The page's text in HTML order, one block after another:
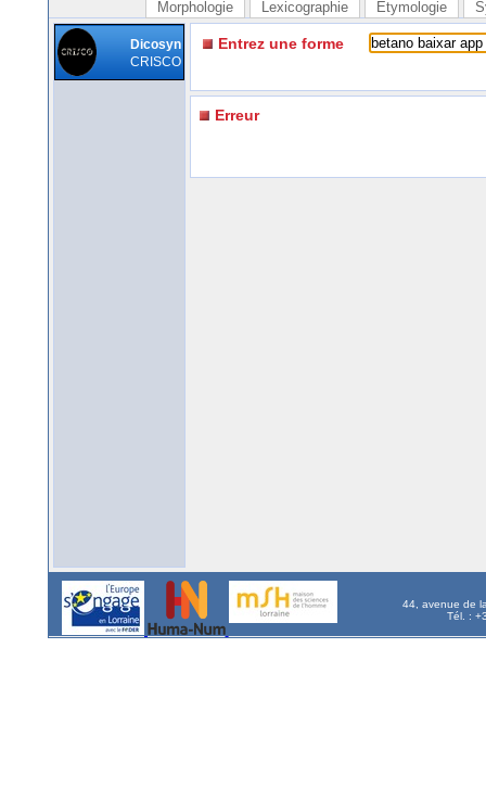
Morphologie Lexicographie Etymologie
Dicosyn
CRISCO
Entrez une forme
Erreur
44, avenue de
Tél. :